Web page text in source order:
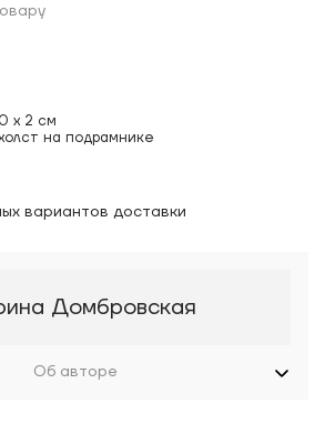
x 2 см
на подрамнике
вариантов доставки
Домбровская
Об авторе